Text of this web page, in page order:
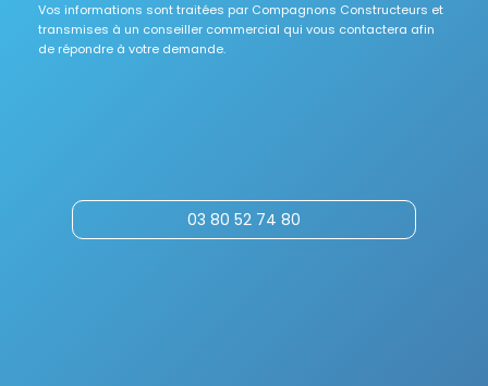
Vos informations sont traitées par Compagnons Constructeurs et
transmises à un conseiller commercial qui vous contactera afin
de répondre à votre demande.
03 80 52 74 80